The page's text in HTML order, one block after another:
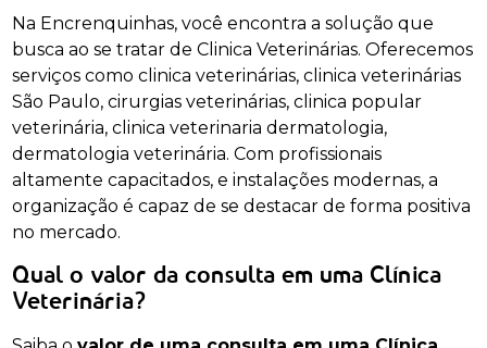
Na Encrenquinhas, você encontra a solução que
busca ao se tratar de Clinica Veterinárias. Oferecemos
serviços como clinica veterinárias, clinica veterinárias
São Paulo, cirurgias veterinárias, clinica popular
veterinária, clinica veterinaria dermatologia,
dermatologia veterinária. Com profissionais
altamente capacitados, e instalações modernas, a
organização é capaz de se destacar de forma positiva
no mercado.
Qual o valor da consulta em uma Clínica
Veterinária?